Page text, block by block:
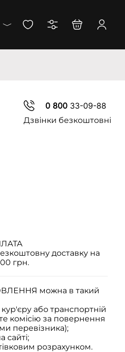
0 80033-09-88
Дзвінки безкоштовні
доставку на
грн.
можна в такий
або транспортній
комісію за повернення
перевізника);
сайті;
розрахунком.